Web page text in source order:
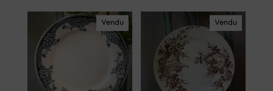
Vendu Vendu